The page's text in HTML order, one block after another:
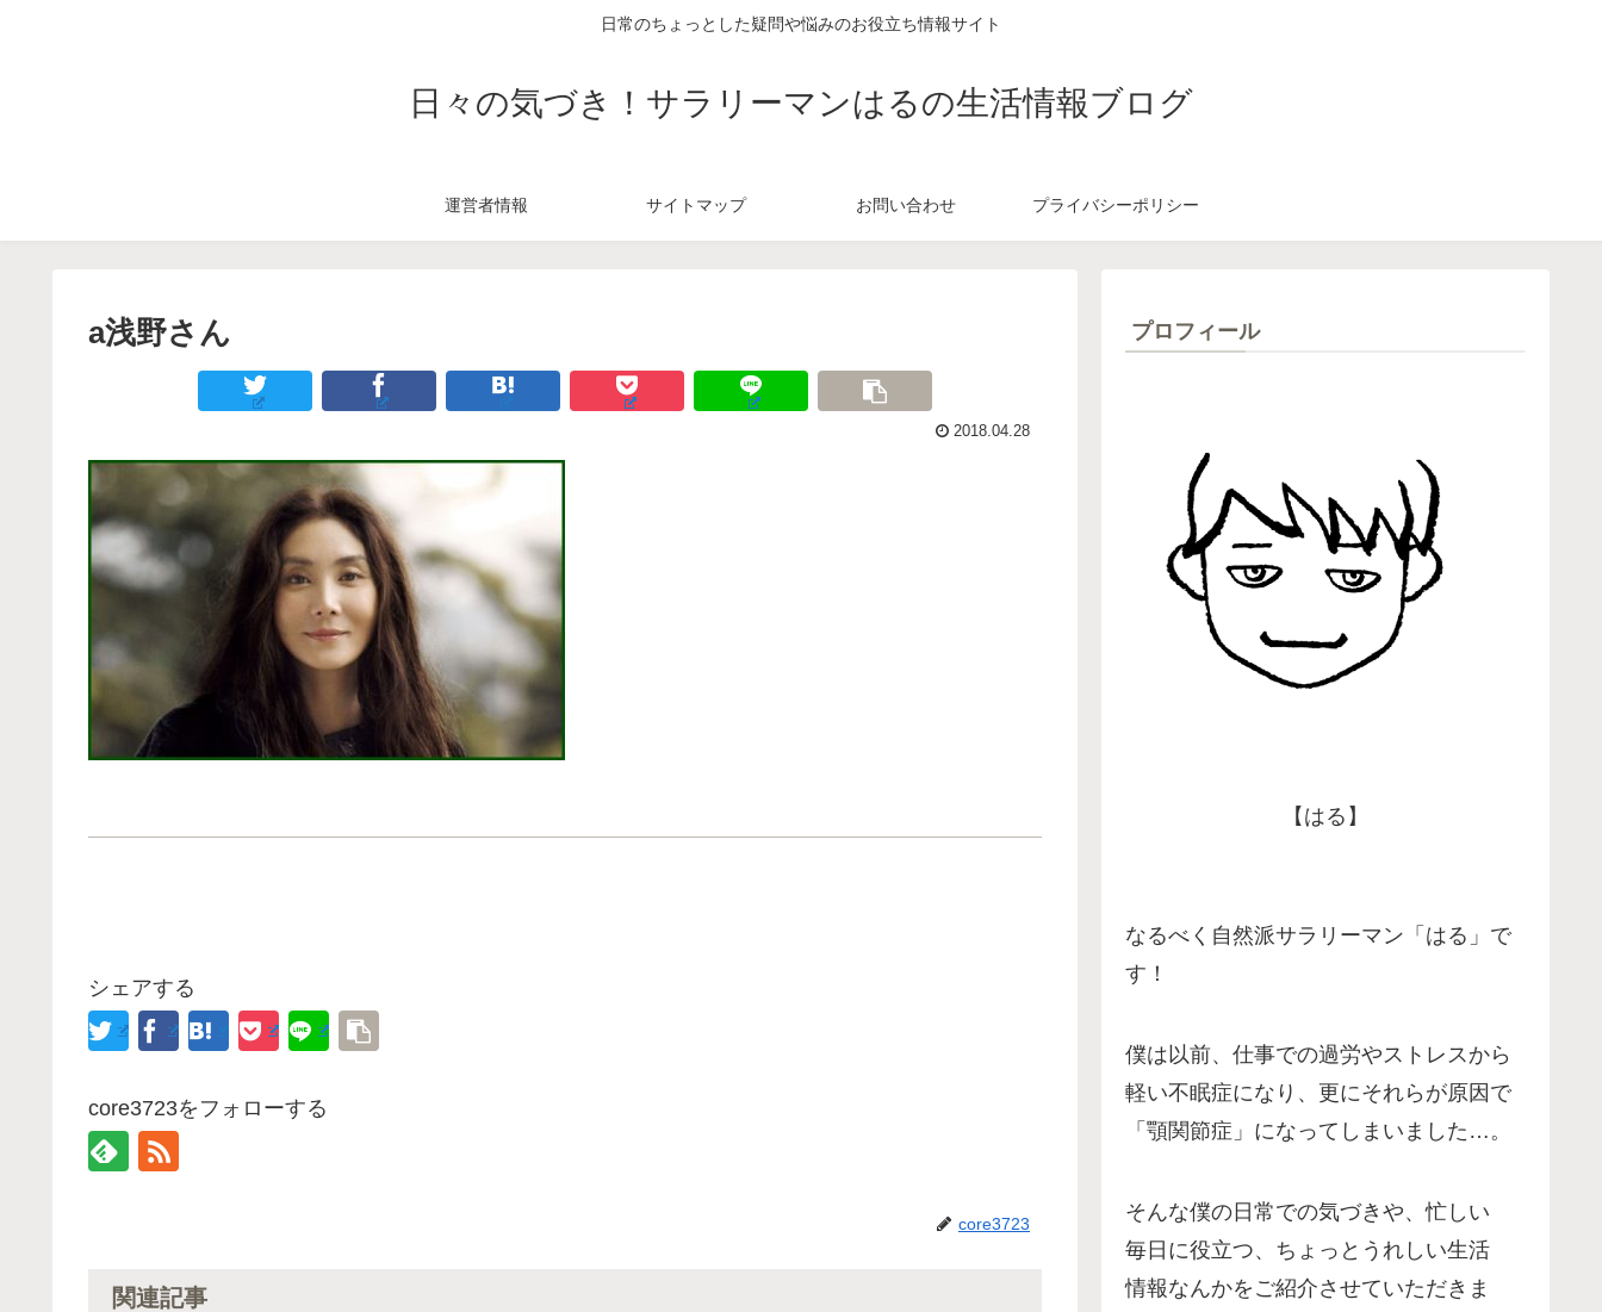
日常のちょっとした疑問や悩みのお役立ち情報サイト
日々の気づき！サラリーマンはるの生活情報ブログ
運営者情報 サイトマップ お問い合わせ プライバシーポリシー
a浅野さん
2018.04.28
シェアする
core3723をフォローする
core3723
関連記事
プロフィール
【はる】
なるべく自然派サラリーマン「はる」で
す！
僕は以前、仕事での過労やストレスから
軽い不眠症になり、更にそれらが原因で
「顎関節症」になってしまいました…。
そんな僕の日常での気づきや、忙しい
毎日に役立つ、ちょっとうれしい生活
情報なんかをご紹介させていただきま